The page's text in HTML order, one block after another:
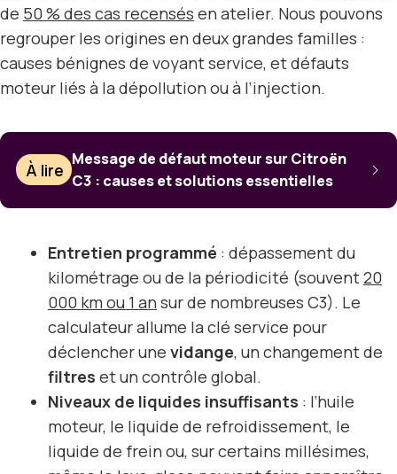
de 50 % des cas recensés en atelier. Nous pouvons
regrouper les origines en deux grandes familles :
causes bénignes de voyant service, et défauts
moteur liés à la dépollution ou à l’injection.
À lire
Message de défaut moteur sur Citroën
C3 : causes et solutions essentielles
Entretien programmé : dépassement du
kilométrage ou de la périodicité (souvent20
000 km ou 1 an sur de nombreuses C3). Le
calculateur allume la clé service pour
déclencher une vidange, un changement de
filtres et un contrôle global.
Niveaux de liquides insuffisants : l’huile
moteur, le liquide de refroidissement, le
liquide de frein ou, sur certains millésimes,